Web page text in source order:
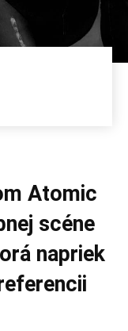
Atomic
scéne
napriek